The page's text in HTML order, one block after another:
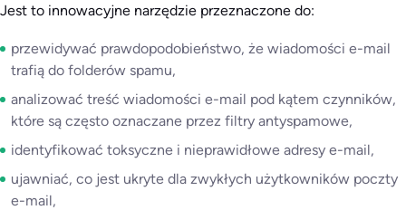
Jest to innowacyjne narzędzie przeznaczone do:
przewidywać prawdopodobieństwo, że wiadomości e-mail
trafią do folderów spamu,
analizować treść wiadomości e-mail pod kątem czynników,
które są często oznaczane przez filtry antyspamowe,
identyfikować toksyczne i nieprawidłowe adresy e-mail,
ujawniać, co jest ukryte dla zwykłych użytkowników poczty
e-mail,